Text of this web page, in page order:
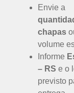
Envie a
chapas
volume
Informe
– RS e o
previsto